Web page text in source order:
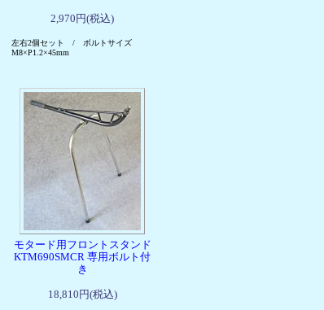
2,970円(税込)
左右2個セット / ボルトサイズ
M8×P1.2×45mm
モタード用フロントスタンド
KTM690SMCR 専用ボルト付
き
18,810円(税込)